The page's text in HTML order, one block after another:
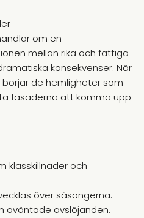
om en
mellan rika och fattiga
konsekvenser. När
de hemligheter som
fasaderna att komma upp
klasskillnader och
över säsongerna.
oväntade avslöjanden.